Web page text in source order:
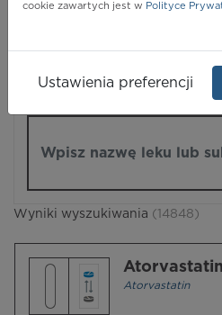
Wyniki wyszukiwania (14848)
Atorvastatin
cookie zawartych jest w Polityce
Ustawienia preferencji